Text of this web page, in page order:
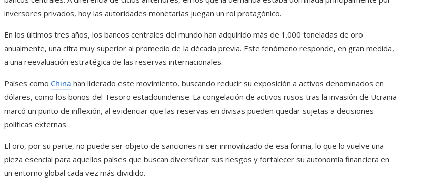
inversores privados, hoy las autoridades monetarias juegan un rol protagónico.
En los últimos tres años, los bancos centrales del mundo han adquirido más de 1.000 toneladas de oro
anualmente, una cifra muy superior al promedio de la década previa. Este fenómeno responde, en gran medida,
a una reevaluación estratégica de las reservas internacionales.
Países como China han liderado este movimiento, buscando reducir su exposición a activos denominados en
dólares, como los bonos del Tesoro estadounidense. La congelación de activos rusos tras la invasión de Ucrania
marcó un punto de inflexión, al evidenciar que las reservas en divisas pueden quedar sujetas a decisiones
políticas externas.
El oro, por su parte, no puede ser objeto de sanciones ni ser inmovilizado de esa forma, lo que lo vuelve una
pieza esencial para aquellos países que buscan diversificar sus riesgos y fortalecer su autonomía financiera en
un entorno global cada vez más dividido.